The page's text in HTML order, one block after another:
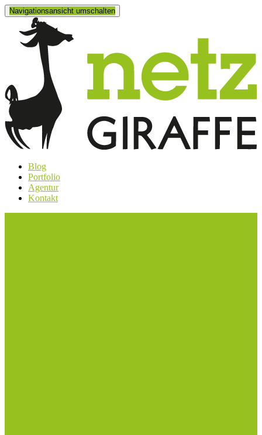
Navigationsansicht umschalten
Blog
Portfolio
Agentur
Kontakt